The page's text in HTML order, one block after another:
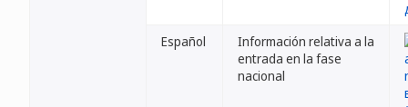
Español
Información relativa a la
entrada en la fase
nacional